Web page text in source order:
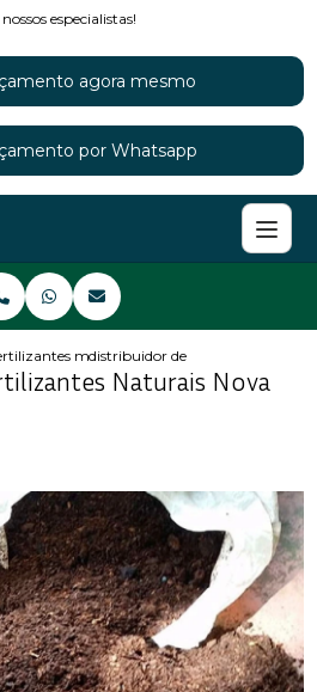
especialistas!
agora mesmo
por Whatsapp
minerais
distribuidor de fertilizantes
Naturais Nova